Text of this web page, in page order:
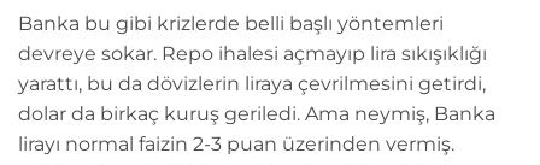
Banka bu gibi krizlerde belli başlı yöntemleri
devreye sokar. Repo ihalesi açmayıp lira sıkışıklığı
yarattı, bu da dövizlerin liraya çevrilmesini getirdi,
dolar da birkaç kuruş geriledi. Ama neymiş, Banka
lirayı normal faizin 2-3 puan üzerinden vermiş.